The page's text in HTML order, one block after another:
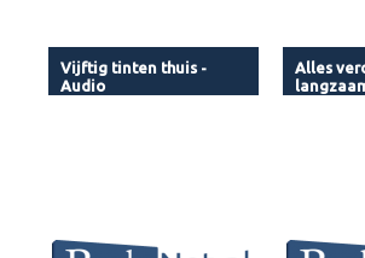
Vijftig tinten thuis -
Audio
Alles